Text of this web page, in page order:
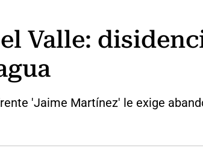
Valle:
'Jaime Martínez' le exige